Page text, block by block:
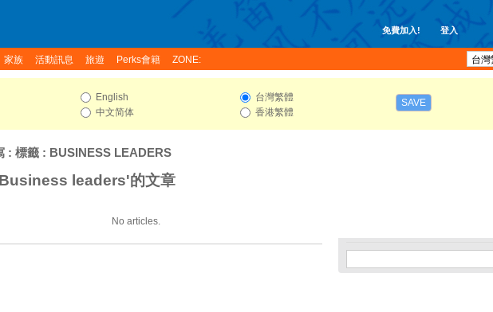
免費加入! 登入
家族 活動訊息 旅遊 Perks會籍 ZONE:
English
中文简体
台灣繁體
香港繁體
SAVE
: 標籤 : BUSINESS LEADERS
leaders'的文章
No articles.